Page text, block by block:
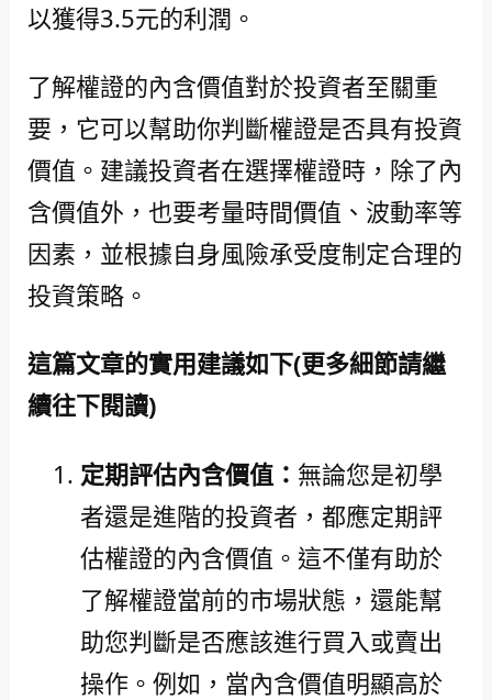
以獲得3.5元的利潤。
了解權證的內含價值對於投資者至關重
要，它可以幫助你判斷權證是否具有投資
價值。建議投資者在選擇權證時，除了內
含價值外，也要考量時間價值、波動率等
因素，並根據自身風險承受度制定合理的
投資策略。
這篇文章的實用建議如下(更多細節請繼
續往下閱讀)
定期評估內含價值： 無論您是初學
者還是進階的投資者，都應定期評
估權證的內含價值。這不僅有助於
了解權證當前的市場狀態，還能幫
助您判斷是否應該進行買入或賣出
操作。例如，當內含價值明顯高於